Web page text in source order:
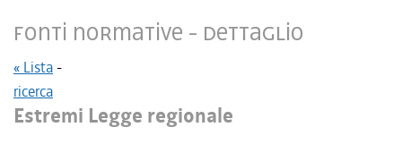
Fonti normative - Dettaglio
« Lista-
ricerca
Estremi Legge regionale